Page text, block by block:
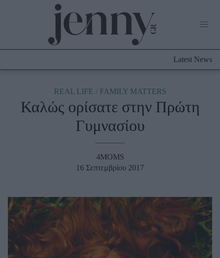
Culture
Fashion
Skincare
Μαλλιά - Νύχια
Μακιγιάζ
Beauty News
Latest News
REAL LIFE FAMILY MATTERS
Καλώς ορίσατε στην Πρώτη
Γυμνασίου
4MOMS
16 Σεπτεμβρίου 2017